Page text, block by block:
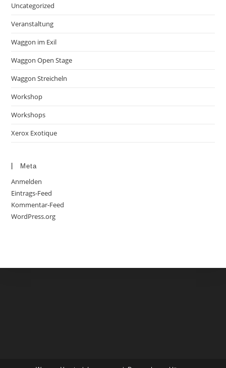
Uncategorized
Veranstaltung
Waggon im Exil
Waggon Open Stage
Waggon Streicheln
Workshop
Workshops
Xerox Exotique
Meta
Anmelden
Eintrags-Feed
Kommentar-Feed
WordPress.org